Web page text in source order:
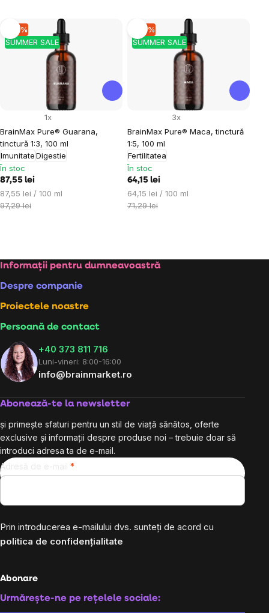
Listă
produse
SUMMER SALE
–10 %
BrainMax Pure® Guarana,
tinctură 1:3, 100 ml
ImunitateDigestie
1x
În stoc
87,55 lei
Evaluare
preţ:
87,55 lei / 100 ml
97,29 lei
SUMMER SALE
–10 %
BrainMax Pure® Maca, tinctură
1:5, 100 ml
Fertilitatea
3x
În stoc
64,15 lei
Evaluare
preţ:
64,15 lei / 100 ml
71,29 lei
listărilor
Subsol
Informații pentru dumneavoastră
Despre companie
Proiectele noastre
Persoană de contact
+40 373 811 716
Luni-vineri: 8:00-16:00
info@brainmarket.ro
Abonează-te la newsletter
și primește sfaturi pentru un stil de viață sănătos, oferte
exclusive și informații despre produse noi – trebuie doar să
introduci adresa ta de e-mail.
Adresă de e-mail
Prin introducerea e-mailului dvs. sunteți de acord cu
politica de confidențialitate
Abonare
Urmărește-ne pe rețelele sociale: